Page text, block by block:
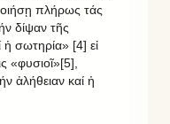
πλήρως τάς
δίψαν τῆς
ἡ σωτηρία» [4] εἰ
«φυσιοῖ»[5],
ἀλήθειαν καί ἡ